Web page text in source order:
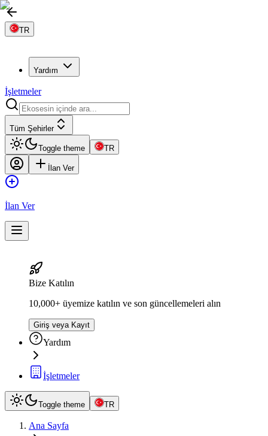
TR
Yardım
İşletmeler
Tüm Şehirler
Toggle theme TR
İlan Ver
İlan Ver
Bize Katılın
10,000+ üyemize katılın ve son güncellemeleri alın
Giriş veya Kayıt
Yardım
İşletmeler
Toggle theme TR
Ana Sayfa